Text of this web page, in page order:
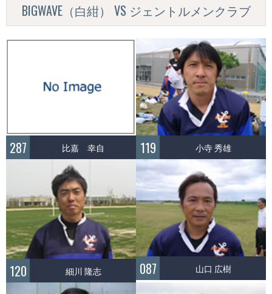
BIGWAVE（白紺） VS ジェントルメンクラブ
287 比嘉 幸自 119 小寺 秀雄
120 細川 隆志 087 山口 広樹